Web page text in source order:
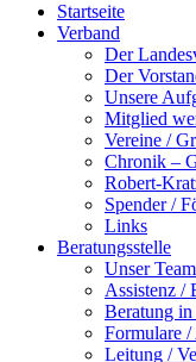
Startseite
Verband
Der
Der
Unsere
Mitglied
Vereine /
Chronik –
Robert-
Spender /
Links
Beratungsstelle
Unser
Assistenz /
Beratung in
Formulare
Leitung /